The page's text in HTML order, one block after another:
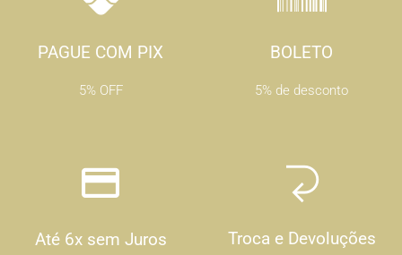
PAGUE COM PIX
5% OFF
BOLETO
5% de desconto
Até 6x sem Juros Troca e Devoluções